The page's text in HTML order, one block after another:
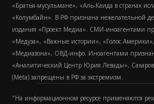
«Братья-мусульмане», «Аль-Каида в странах
«Колумбайн». В РФ признана нежелательной
издания «Проект Медиа». СМИ-иноагентами
«Медуза», «Важные истории», «Голос
«Медиазона», ОВД-инфо. Иноагентами
«Аналитический Центр Юрия Левады»,
(Metа) запрещены в РФ за экстремизм.
"На информационном ресурсе применяются